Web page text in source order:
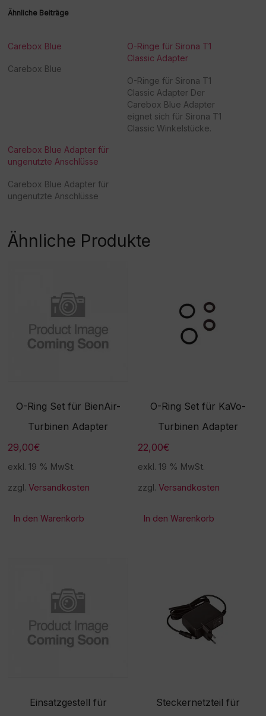
Ähnliche Beiträge
Carebox Blue
Carebox Blue
O-Ringe für Sirona T1
Classic Adapter
O-Ringe für Sirona T1
Classic Adapter Der
Carebox Blue Adapter
eignet sich für Sirona T1
Classic Winkelstücke.
Carebox Blue Adapter für
ungenutzte Anschlüsse
Carebox Blue Adapter für
ungenutzte Anschlüsse
Ähnliche Produkte
O-Ring Set für BienAir-
Turbinen Adapter
29,00€
exkl. 19 % MwSt.
zzgl.Versandkosten
In den Warenkorb
O-Ring Set für KaVo-
Turbinen Adapter
22,00€
exkl. 19 % MwSt.
zzgl.Versandkosten
In den Warenkorb
Einsatzgestell für Steckernetzteil für